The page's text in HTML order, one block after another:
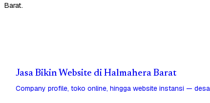
Barat.
Jasa Bikin Website di Halmahera Barat
Company profile, toko online, hingga website instansi —